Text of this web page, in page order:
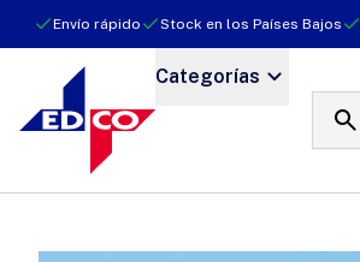
Envío rápido Stock en los Países Bajos
Categorías